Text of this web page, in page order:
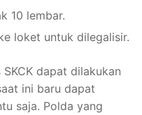
10 lembar.
loket untuk dilegalisir.
dapat dilakukan
ini baru dapat
saja. Polda yang